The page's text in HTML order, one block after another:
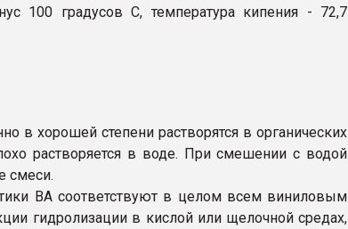
100 градусов С, температура кипения - 72,7
в хорошей степени растворятся в органических
растворяется в воде. При смешении с водой
смеси.
ВА соответствуют в целом всем виниловым
гидролизации в кислой или щелочной средах,